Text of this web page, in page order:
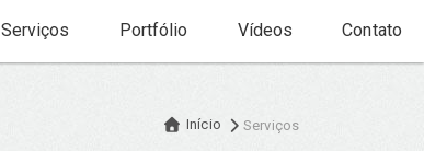
Serviços Portfólio Vídeos Contato
Início Serviços